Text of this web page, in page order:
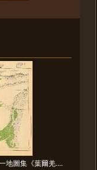
地圖集《葉爾羌....